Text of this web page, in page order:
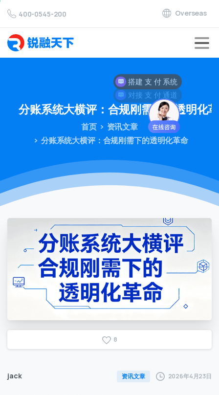
400-0545-200 Overseas
分账系统大横评：合规刚需下的透明化
首页
资讯文章
分账系统大横评：合规刚需下的透明化革命
8
jack 资讯文章 2026年4月23日
对接 支 付 通道